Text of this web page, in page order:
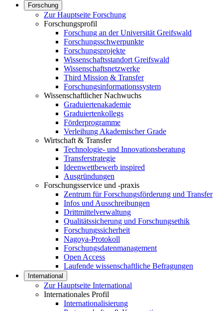
Forschung
Zur Hauptseite Forschung
Forschungsprofil
Forschung an der Universität Greifswald
Forschungsschwerpunkte
Forschungsprojekte
Wissenschaftsstandort Greifswald
Wissenschaftsnetzwerke
Third Mission & Transfer
Forschungsinformationssystem
Wissenschaftlicher Nachwuchs
Graduiertenakademie
Graduiertenkollegs
Förderprogramme
Verleihung Akademischer Grade
Wirtschaft & Transfer
Technologie- und Innovationsberatung
Transferstrategie
Ideenwettbewerb inspired
Ausgründungen
Forschungsservice und -praxis
Zentrum für Forschungsförderung und Transfer
Infos und Ausschreibungen
Drittmittelverwaltung
Qualitätssicherung und Forschungsethik
Forschungssicherheit
Nagoya-Protokoll
Forschungsdatenmanagement
Open Access
Laufende wissenschaftliche Befragungen
International
Zur Hauptseite International
Internationales Profil
Internationalisierung